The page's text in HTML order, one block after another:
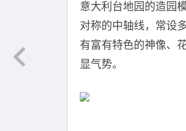
意大利台地园的造园
对称的中轴线，常设
有富有特色的神像、
显气势。